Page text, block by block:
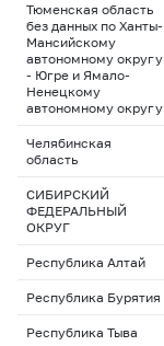
Тюменская область
без данных по Ханты-
Мансийскому
автономному округу
- Югре и Ямало-
Ненецкому
автономному округу
Челябинская
область
СИБИРСКИЙ
ФЕДЕРАЛЬНЫЙ
ОКРУГ
Республика Алтай
Республика Бурятия
Республика Тыва